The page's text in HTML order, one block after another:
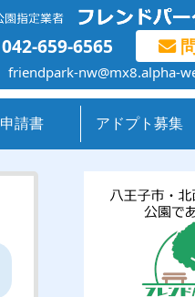
042-659-6565
friendpark-nw@mx8.alpha-
申請書 アドプト募集